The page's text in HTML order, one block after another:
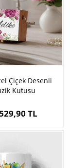
Çiçek Desenli
Kutusu
TL